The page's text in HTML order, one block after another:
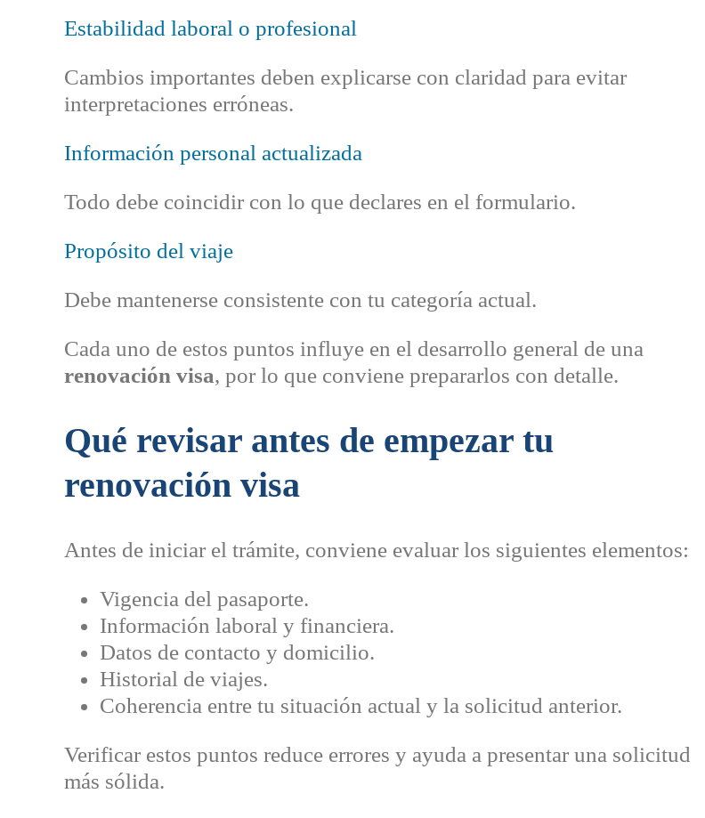
Estabilidad laboral o profesional
Cambios importantes deben explicarse con claridad para evitar
interpretaciones erróneas.
Información personal actualizada
Todo debe coincidir con lo que declares en el formulario.
Propósito del viaje
Debe mantenerse consistente con tu categoría actual.
Cada uno de estos puntos influye en el desarrollo general de una
renovación visa, por lo que conviene prepararlos con detalle.
Qué revisar antes de empezar tu
renovación visa
Antes de iniciar el trámite, conviene evaluar los siguientes elementos:
Vigencia del pasaporte.
Información laboral y financiera.
Datos de contacto y domicilio.
Historial de viajes.
Coherencia entre tu situación actual y la solicitud anterior.
Verificar estos puntos reduce errores y ayuda a presentar una solicitud
más sólida.